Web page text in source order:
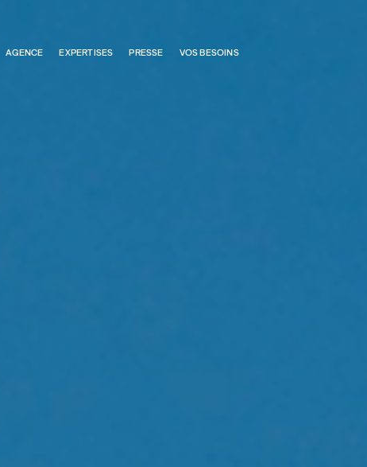
AGENCE EXPERTISES PRESSE VOS BESOINS